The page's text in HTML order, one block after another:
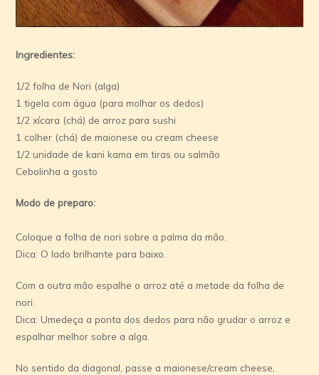
Ingredientes:
1/2 folha de Nori (alga)
1 tigela com água (para molhar os dedos)
1/2 xícara (chá) de arroz para sushi
1 colher (chá) de maionese ou cream cheese
1/2 unidade de kani kama em tiras ou salmão
Cebolinha a gosto
Modo de preparo:
Coloque a folha de nori sobre a palma da mão.
Dica: O lado brilhante para baixo.
Com a outra mão espalhe o arroz até a metade da folha de
nori.
Dica: Umedeça a ponta dos dedos para não grudar o arroz e
espalhar melhor sobre a alga.
No sentido da diagonal, passe a maionese/cream cheese,